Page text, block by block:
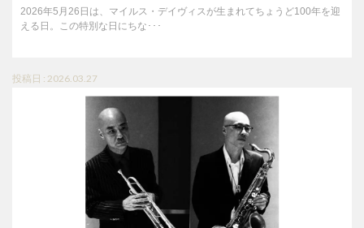
2026年5月26日は、マイルス・デイヴィスが生まれてちょうど100年を迎
える日。この特別な日にちな･･･
投稿日 : 2026.03.27